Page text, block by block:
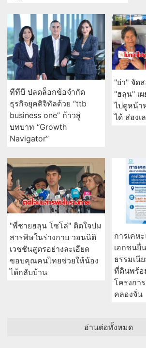
ทีทีบี ปลดล็อกข้อจำกัด
ธุรกิจยุคดิจิทัลด้วย “ttb
business one” ก้าวสู่
บทบาท “Growth
Navigator”
"ย่า" จัด
"ฮลุน" เ
ไปดูหน้า
ได้ ส่องเ
"พี่ชายฮลุน โซโล่" ติดใจปม
สารพิษในร่างกาย วอนนิติ
เวชชันสูตรอย่างละเอียด
ขอบคุณคนไทยช่วยให้น้อง
ได้กลับบ้าน
การเคห
เอกชนยื่
ธรรมเนี
ที่ดินพร้อ
โครงกา
คลองจั่น
อ่านต่อทั้งหมด